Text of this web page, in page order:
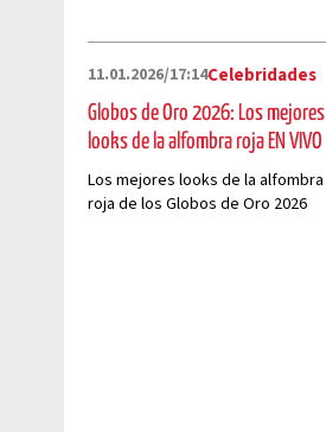
11.01.2026/17:14Celebridades
Globos de Oro 2026: Los mejores
looks de la alfombra roja EN VIVO
Los mejores looks de la alfombra
roja de los Globos de Oro 2026